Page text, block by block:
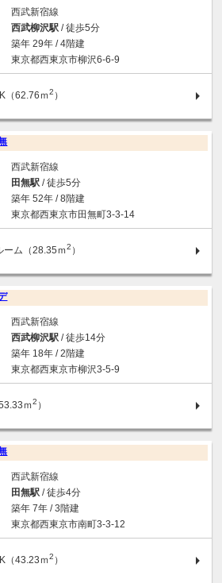
西武新宿線
西武柳沢駅/ 徒歩5分
築年 29年 / 4階建
東京都西東京市柳沢6-6-9
（62.76ｍ2 ）
西武新宿線
田無駅/ 徒歩5分
築年 52年 / 8階建
東京都西東京市田無町3-3-14
ム（28.35ｍ2 ）
西武新宿線
西武柳沢駅/ 徒歩14分
築年 18年 / 2階建
東京都西東京市柳沢3-5-9
ｍ2 ）
西武新宿線
田無駅/ 徒歩4分
築年 7年 / 3階建
東京都西東京市南町3-3-12
（43.23ｍ2 ）